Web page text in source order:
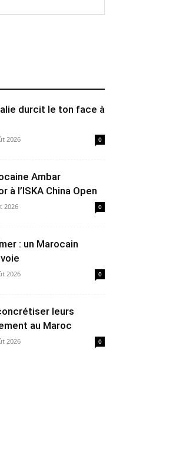
durcit le ton face à
2026 0
Ambar
à l’ISKA China Open
2026 0
: un Marocain
2026 0
leurs
au Maroc
2026 0